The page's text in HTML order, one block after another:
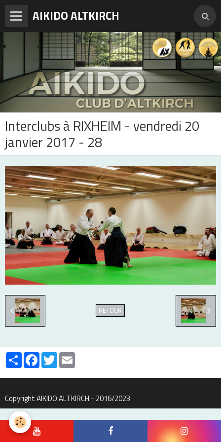
AIKIDO ALTKIRCH
Accueil
Enseignements
Photos
Vidéos
Adresses et horaires
Agenda
Tarifs et inscription
Contact
Interclubs à RIXHEIM - vendredi 20
janvier 2017 - 28
RETOUR
PartagerFacebook
Twitter
Copyright AIKIDO ALTKIRCH - 2016/2023